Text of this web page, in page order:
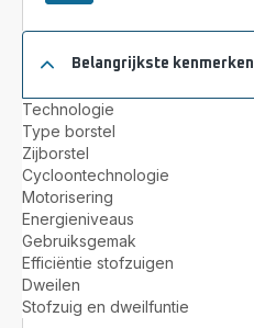
aan
winkelwagentje
X-
Plorer
Serie
65
RR8L65WH
Robotstofzuiger
-
2300
Pa
-
Technologie
Camera
+
Belangrijkste kenmerken
Technologie
Type borstel
Zijborstel
Cycloontechnologie
Motorisering
Energieniveaus
Gebruiksgemak
Efficiëntie stofzuigen
Dweilen
Stofzuig en dweilfuntie